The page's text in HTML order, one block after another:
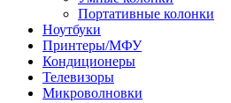
Портативные колонки
Ноутбуки
Принтеры/МФУ
Кондиционеры
Телевизоры
Микроволновки